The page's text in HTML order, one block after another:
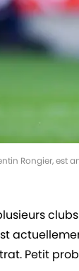
Rongier, est
Petit